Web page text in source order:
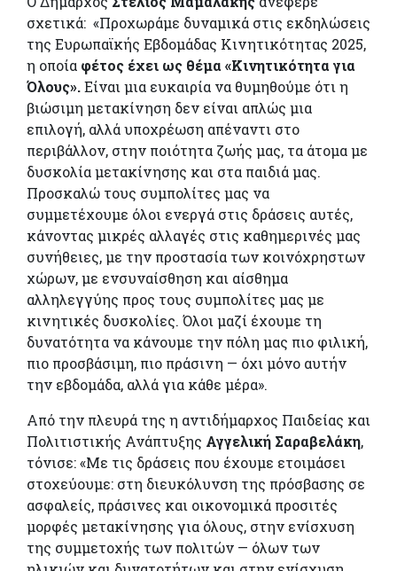
σχετικά: «Προχωράμε δυναμικά στις εκδηλώσεις
της Ευρωπαϊκής Εβδομάδας Κινητικότητας 2025,
η οποία φέτος έχει ως θέμα «Κινητικότητα για
Όλους».Είναι μια ευκαιρία να θυμηθούμε ότι η
βιώσιμη μετακίνηση δεν είναι απλώς μια
επιλογή, αλλά υποχρέωση απέναντι στο
περιβάλλον, στην ποιότητα ζωής μας, τα άτομα με
δυσκολία μετακίνησης και στα παιδιά μας.
Προσκαλώ τους συμπολίτες μας να
συμμετέχουμε όλοι ενεργά στις δράσεις αυτές,
κάνοντας μικρές αλλαγές στις καθημερινές μας
συνήθειες, με την προστασία των κοινόχρηστων
χώρων, με ενσυναίσθηση και αίσθημα
αλληλεγγύης προς τους συμπολίτες μας με
κινητικές δυσκολίες. Όλοι μαζί έχουμε τη
δυνατότητα να κάνουμε την πόλη μας πιο φιλική,
πιο προσβάσιμη, πιο πράσινη — όχι μόνο αυτήν
την εβδομάδα, αλλά για κάθε μέρα».
Από την πλευρά της η αντιδήμαρχος Παιδείας και
Πολιτιστικής Ανάπτυξης Αγγελική Σαραβελάκη,
τόνισε: «Με τις δράσεις που έχουμε ετοιμάσει
στοχεύουμε: στη διευκόλυνση της πρόσβασης σε
ασφαλείς, πράσινες και οικονομικά προσιτές
μορφές μετακίνησης για όλους, στην ενίσχυση
της συμμετοχής των πολιτών — όλων των